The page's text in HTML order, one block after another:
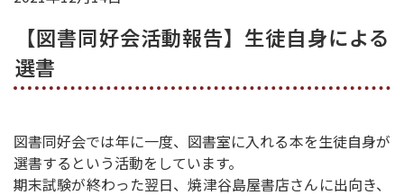
【図書同好会活動報告】生徒自身による
選書
図書同好会では年に一度、図書室に入れる本を生徒自身が
選書するという活動をしています。
期末試験が終わった翌日、焼津谷島屋書店さんに出向き、